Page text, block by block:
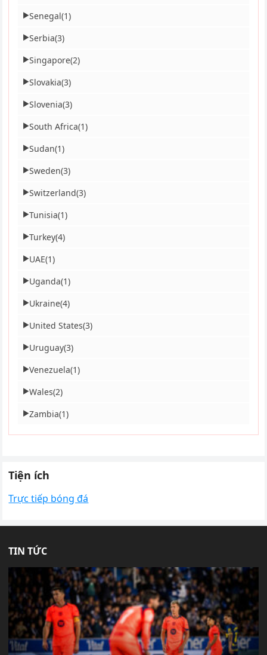
▶Senegal(1)
▶Serbia(3)
▶Singapore(2)
▶Slovakia(3)
▶Slovenia(3)
▶South Africa(1)
▶Sudan(1)
▶Sweden(3)
▶Switzerland(3)
▶Tunisia(1)
▶Turkey(4)
▶UAE(1)
▶Uganda(1)
▶Ukraine(4)
▶United States(3)
▶Uruguay(3)
▶Venezuela(1)
▶Wales(2)
▶Zambia(1)
Tiện ích
Trực tiếp bóng đá
TIN TỨC